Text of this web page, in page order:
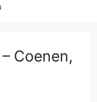
Coenen,